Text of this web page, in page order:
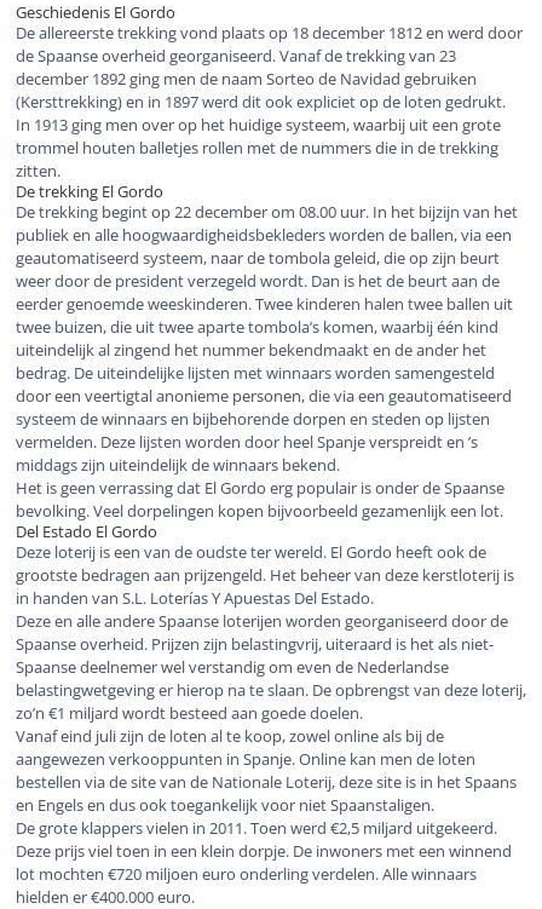
Geschiedenis El Gordo
De allereerste trekking vond plaats op 18 december 1812 en werd door
de Spaanse overheid georganiseerd. Vanaf de trekking van 23
december 1892 ging men de naam Sorteo de Navidad gebruiken
(Kersttrekking) en in 1897 werd dit ook expliciet op de loten gedrukt.
In 1913 ging men over op het huidige systeem, waarbij uit een grote
trommel houten balletjes rollen met de nummers die in de trekking
zitten.
De trekking El Gordo
De trekking begint op 22 december om 08.00 uur. In het bijzijn van het
publiek en alle hoogwaardigheidsbekleders worden de ballen, via een
geautomatiseerd systeem, naar de tombola geleid, die op zijn beurt
weer door de president verzegeld wordt. Dan is het de beurt aan de
eerder genoemde weeskinderen. Twee kinderen halen twee ballen uit
twee buizen, die uit twee aparte tombola’s komen, waarbij één kind
uiteindelijk al zingend het nummer bekendmaakt en de ander het
bedrag. De uiteindelijke lijsten met winnaars worden samengesteld
door een veertigtal anonieme personen, die via een geautomatiseerd
systeem de winnaars en bijbehorende dorpen en steden op lijsten
vermelden. Deze lijsten worden door heel Spanje verspreidt en ’s
middags zijn uiteindelijk de winnaars bekend.
Het is geen verrassing dat El Gordo erg populair is onder de Spaanse
bevolking. Veel dorpelingen kopen bijvoorbeeld gezamenlijk een lot.
Del Estado El Gordo
Deze loterij is een van de oudste ter wereld. El Gordo heeft ook de
grootste bedragen aan prijzengeld. Het beheer van deze kerstloterij is
in handen van S.L. Loterías Y Apuestas Del Estado.
Deze en alle andere Spaanse loterijen worden georganiseerd door de
Spaanse overheid. Prijzen zijn belastingvrij, uiteraard is het als niet-
Spaanse deelnemer wel verstandig om even de Nederlandse
belastingwetgeving er hierop na te slaan. De opbrengst van deze loterij,
zo’n €1 miljard wordt besteed aan goede doelen.
Vanaf eind juli zijn de loten al te koop, zowel online als bij de
aangewezen verkooppunten in Spanje. Online kan men de loten
bestellen via de site van de Nationale Loterij, deze site is in het Spaans
en Engels en dus ook toegankelijk voor niet Spaanstaligen.
De grote klappers vielen in 2011. Toen werd €2,5 miljard uitgekeerd.
Deze prijs viel toen in een klein dorpje. De inwoners met een winnend
lot mochten €720 miljoen euro onderling verdelen. Alle winnaars
hielden er €400.000 euro.